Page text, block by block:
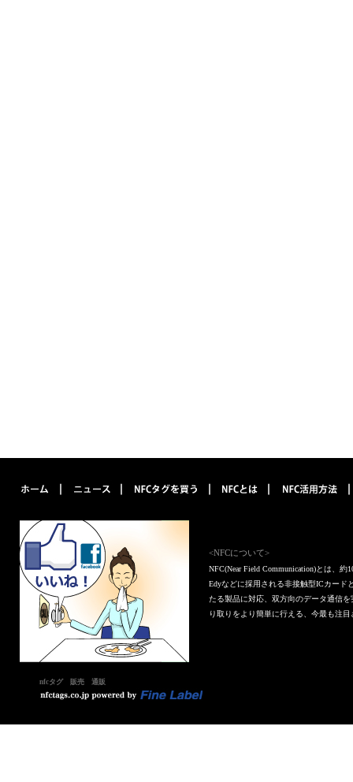
<NFCについて>
NFC(Near Field Communication)とは、
Edyなどに採用される非接触型ICカード
たる製品に対応、双方向のデータ通信
り取りをより簡単に行える、今最も注
nfcタグ 販売 通販